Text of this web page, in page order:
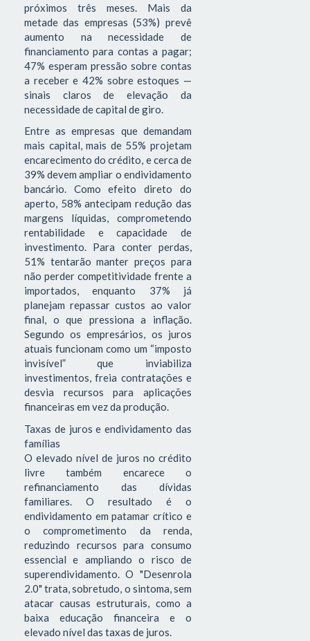
próximos três meses. Mais da
metade das empresas (53%) prevê
aumento na necessidade de
financiamento para contas a pagar;
47% esperam pressão sobre contas
a receber e 42% sobre estoques —
sinais claros de elevação da
necessidade de capital de giro.
Entre as empresas que demandam
mais capital, mais de 55% projetam
encarecimento do crédito, e cerca de
39% devem ampliar o endividamento
bancário. Como efeito direto do
aperto, 58% antecipam redução das
margens líquidas, comprometendo
rentabilidade e capacidade de
investimento. Para conter perdas,
51% tentarão manter preços para
não perder competitividade frente a
importados, enquanto 37% já
planejam repassar custos ao valor
final, o que pressiona a inflação.
Segundo os empresários, os juros
atuais funcionam como um “imposto
invisível” que inviabiliza
investimentos, freia contratações e
desvia recursos para aplicações
financeiras em vez da produção.
Taxas de juros e endividamento das
famílias
O elevado nível de juros no crédito
livre também encarece o
refinanciamento das dívidas
familiares. O resultado é o
endividamento em patamar crítico e
o comprometimento da renda,
reduzindo recursos para consumo
essencial e ampliando o risco de
superendividamento. O "Desenrola
2.0" trata, sobretudo, o sintoma, sem
atacar causas estruturais, como a
baixa educação financeira e o
elevado nível das taxas de juros.